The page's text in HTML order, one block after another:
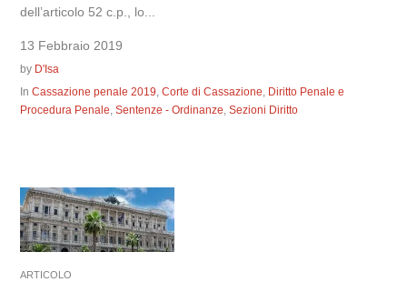
dell’articolo 52 c.p., lo...
13 Febbraio 2019
by D'Isa
InCassazione penale 2019,Corte di Cassazione, Diritto Penale e
Procedura Penale,Sentenze - Ordinanze,Sezioni Diritto
ARTICOLO